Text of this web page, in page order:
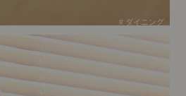
# ダイニング